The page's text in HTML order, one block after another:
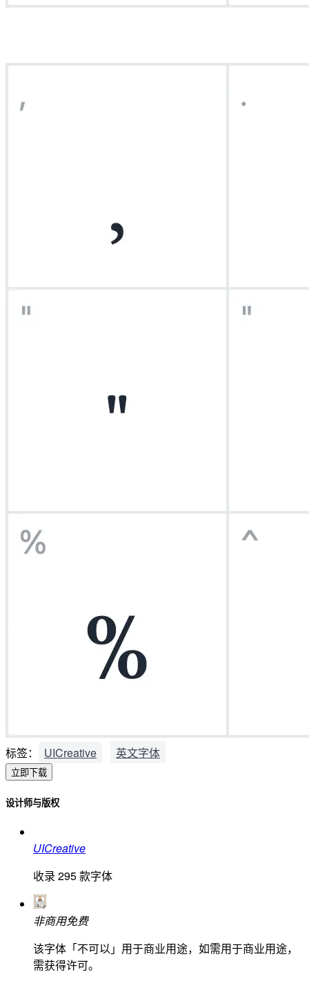
标签： UICreative 英文字体
立即下载
设计师与版权
UICreative
收录 295款字体
非商用免费
该字体「不可以」用于商业用途，如需用于商业用途，
需获得许可。